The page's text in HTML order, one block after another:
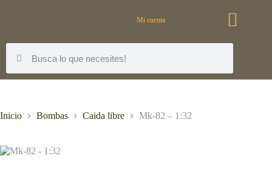
Mi cuenta
Inicio Bombas Caida libre Mk-82 – 1:32